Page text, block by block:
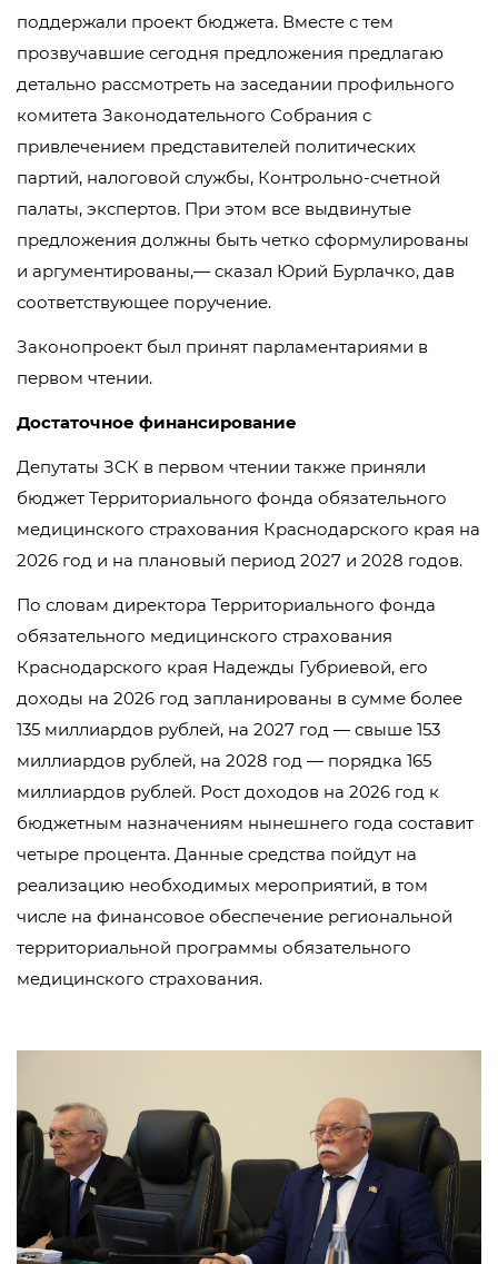
поддержали проект бюджета. Вместе с тем
прозвучавшие сегодня предложения предлагаю
детально рассмотреть на заседании профильного
комитета Законодательного Собрания с
привлечением представителей политических
партий, налоговой службы, Контрольно-счетной
палаты, экспертов. При этом все выдвинутые
предложения должны быть четко сформулированы
и аргументированы,— сказал Юрий Бурлачко, дав
соответствующее поручение.
Законопроект был принят парламентариями в
первом чтении.
Достаточное финансирование
Депутаты ЗСК в первом чтении также приняли
бюджет Территориального фонда обязательного
медицинского страхования Краснодарского края на
2026 год и на плановый период 2027 и 2028 годов.
По словам директора Территориального фонда
обязательного медицинского страхования
Краснодарского края Надежды Губриевой, его
доходы на 2026 год запланированы в сумме более
135 миллиардов рублей, на 2027 год — свыше 153
миллиардов рублей, на 2028 год — порядка 165
миллиардов рублей. Рост доходов на 2026 год к
бюджетным назначениям нынешнего года составит
четыре процента. Данные средства пойдут на
реализацию необходимых мероприятий, в том
числе на финансовое обеспечение региональной
территориальной программы обязательного
медицинского страхования.